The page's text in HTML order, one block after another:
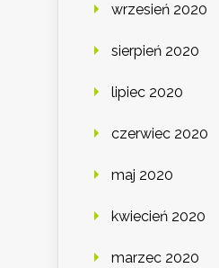
wrzesień 2020
sierpień 2020
lipiec 2020
czerwiec 2020
maj 2020
kwiecień 2020
marzec 2020